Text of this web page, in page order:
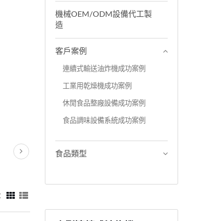
機械OEM/ODM設備代工製
造
客戶案例
連續式輸送油炸機成功案例
工業用乾燥機成功案例
休閒食品整廠設備成功案例
食品調味設備系統成功案例
食品類型